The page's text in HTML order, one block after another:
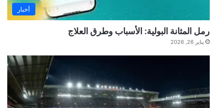
أخبار
رمل المثانة البولية: الأسباب وطرق العلاج
يناير 26, 2026